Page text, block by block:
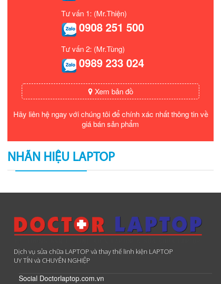
Tư vấn 1: (Mr.Thiện)
0908 251 500
Tư vấn 2: (Mr.Tùng)
0989 233 024
Xem bản đồ
Hãy liên hệ ngay với chúng tôi để chính xác nhất thông tin về
giá bán sản phẩm
NHÃN HIỆU LAPTOP
Dịch vụ sửa chữa LAPTOP và thay thế linh kiện LAPTOP
UY TÍN và CHUYÊN NGHIỆP
Social Doctorlaptop.com.vn